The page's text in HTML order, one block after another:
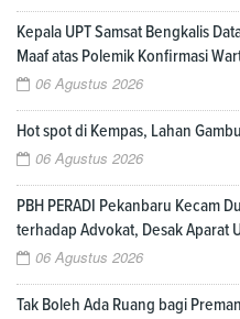
Kepala UPT Samsat Bengkalis
Maaf atas Polemik Konfirmasi
06 Agustus 2026
Hot spot di Kempas, Lahan
06 Agustus 2026
PBH PERADI Pekanbaru Kecam
terhadap Advokat, Desak Aparat
06 Agustus 2026
Tak Boleh Ada Ruang bagi